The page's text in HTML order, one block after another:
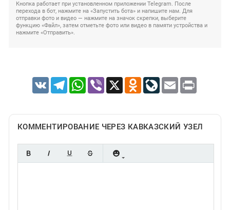
Кнопка работает при установленном приложении Telegram. После
перехода в бот, нажмите на «Запустить бота» и напишите нам. Для
отправки фото и видео — нажмите на значок скрепки, выберите
функцию «Файл», затем отметьте фото или видео в памяти устройства и
нажмите «Отправить».
VK TelegramWhatsApp
Viber X Odnoklassniki
LiveJournal
Email Print
КОММЕНТИРОВАНИЕ ЧЕРЕЗ КАВКАЗСКИЙ УЗЕЛ